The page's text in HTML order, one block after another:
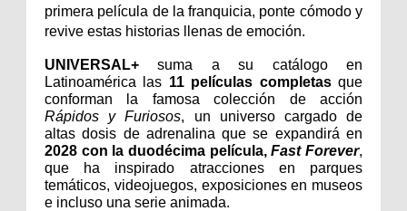
primera película de la franquicia, ponte cómodo y
revive estas historias llenas de emoción.
UNIVERSAL+ suma a su catálogo en
Latinoamérica las 11 películas completas que
Rápidos y Furiosos, un universo cargado de
2028 con la duodécima película, Fast Forever,
que ha inspirado atracciones en parques
temáticos, videojuegos, exposiciones en museos
e incluso una serie animada.